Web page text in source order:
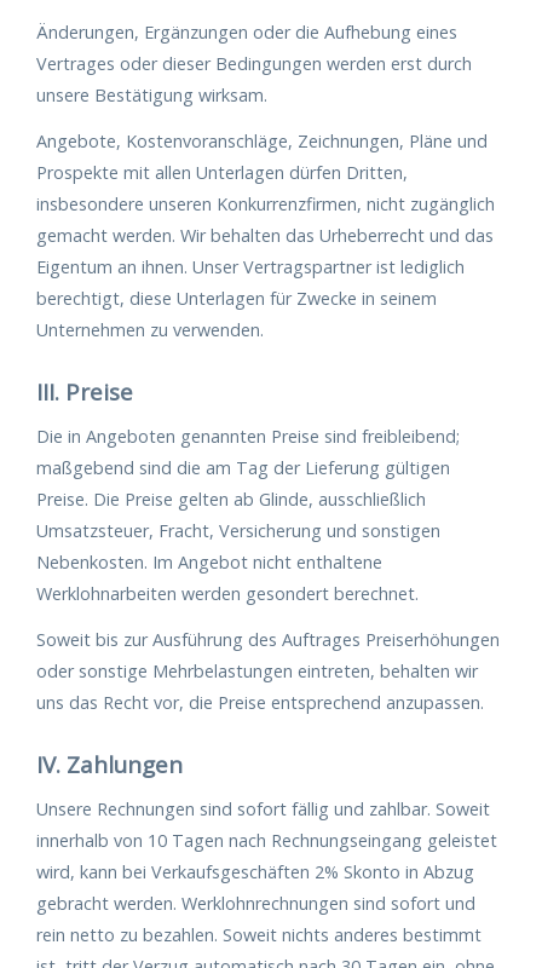
Änderungen, Ergänzungen oder die Aufhebung eines
Vertrages oder dieser Bedingungen werden erst durch
unsere Bestätigung wirksam.
Angebote, Kostenvoranschläge, Zeichnungen, Pläne und
Prospekte mit allen Unterlagen dürfen Dritten,
insbesondere unseren Konkurrenzfirmen, nicht zugänglich
gemacht werden. Wir behalten das Urheberrecht und das
Eigentum an ihnen. Unser Vertragspartner ist lediglich
berechtigt, diese Unterlagen für Zwecke in seinem
Unternehmen zu verwenden.
III. Preise
Die in Angeboten genannten Preise sind freibleibend;
maßgebend sind die am Tag der Lieferung gültigen
Preise. Die Preise gelten ab Glinde, ausschließlich
Umsatzsteuer, Fracht, Versicherung und sonstigen
Nebenkosten. Im Angebot nicht enthaltene
Werklohnarbeiten werden gesondert berechnet.
Soweit bis zur Ausführung des Auftrages Preiserhöhungen
oder sonstige Mehrbelastungen eintreten, behalten wir
uns das Recht vor, die Preise entsprechend anzupassen.
IV. Zahlungen
Unsere Rechnungen sind sofort fällig und zahlbar. Soweit
innerhalb von 10 Tagen nach Rechnungseingang geleistet
wird, kann bei Verkaufsgeschäften 2% Skonto in Abzug
gebracht werden. Werklohnrechnungen sind sofort und
rein netto zu bezahlen. Soweit nichts anderes bestimmt